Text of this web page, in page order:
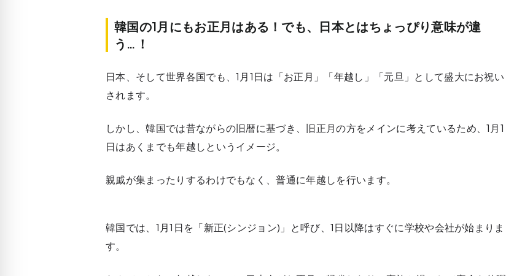
韓国の1月にもお正月はある！でも、日本とはちょっぴり意味が違
う…！
日本、そして世界各国でも、1月1日は「お正月」「年越し」「元旦」として盛大にお祝い
されます。
しかし、韓国では昔ながらの旧暦に基づき、旧正月の方をメインに考えているため、1月1
日はあくまでも年越しというイメージ。
親戚が集まったりするわけでもなく、普通に年越しを行います。
韓国では、1月1日を 「新正(シンジョン)」 と呼び、1日以降はすぐに学校や会社が始まりま
す。